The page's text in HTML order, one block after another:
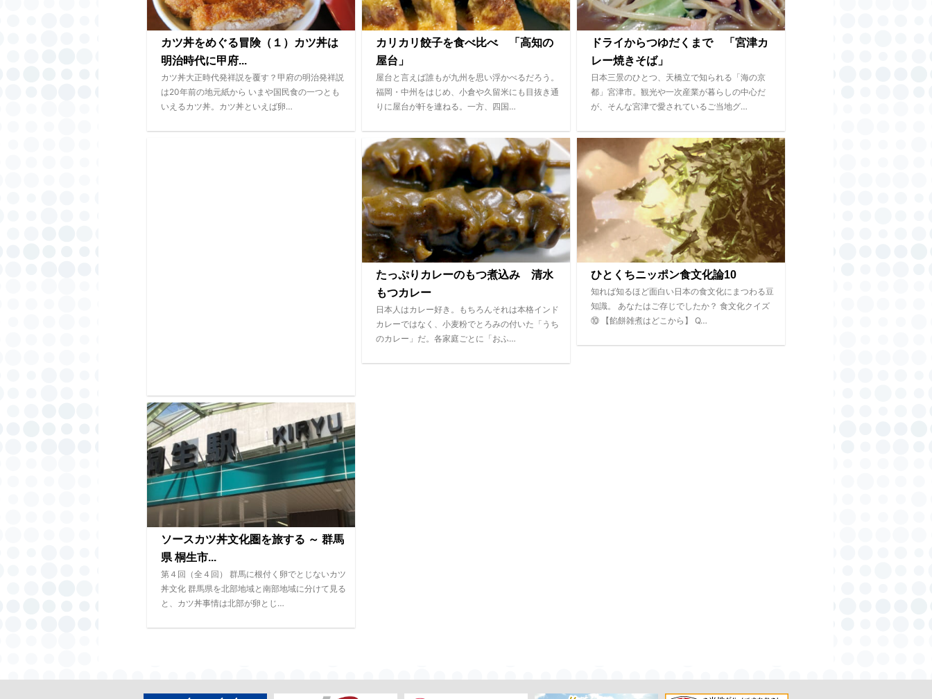
カツ丼をめぐる冒険（１）カツ丼は
明治時代に甲府...
カツ丼大正時代発祥説を覆す？甲府の明治発祥説
は20年前の地元紙から いまや国民食の一つとも
いえるカツ丼。カツ丼といえば卵…
カリカリ餃子を食べ比べ 「高知の
屋台」
屋台と言えば誰もが九州を思い浮かべるだろう。
福岡・中州をはじめ、小倉や久留米にも目抜き通
りに屋台が軒を連ねる。一方、四国…
ドライからつゆだくまで 「宮津カ
レー焼きそば」
日本三景のひとつ、天橋立で知られる「海の京
都」宮津市。観光や一次産業が暮らしの中心だ
が、そんな宮津で愛されているご当地グ…
たっぷりカレーのもつ煮込み 清水
もつカレー
日本人はカレー好き。もちろんそれは本格インド
カレーではなく、小麦粉でとろみの付いた「うち
のカレー」だ。各家庭ごとに「おふ…
ひとくちニッポン食文化論10
知れば知るほど面白い日本の食文化にまつわる豆
知識。 あなたはご存じでしたか？ 食文化クイズ
⑩ 【餡餅雑煮はどこから】 Q…
ソースカツ丼文化圏を旅する ～ 群馬
県 桐生市...
第４回（全４回） 群馬に根付く卵でとじないカツ
丼文化 群馬県を北部地域と南部地域に分けて見る
と、カツ丼事情は北部が卵とじ…